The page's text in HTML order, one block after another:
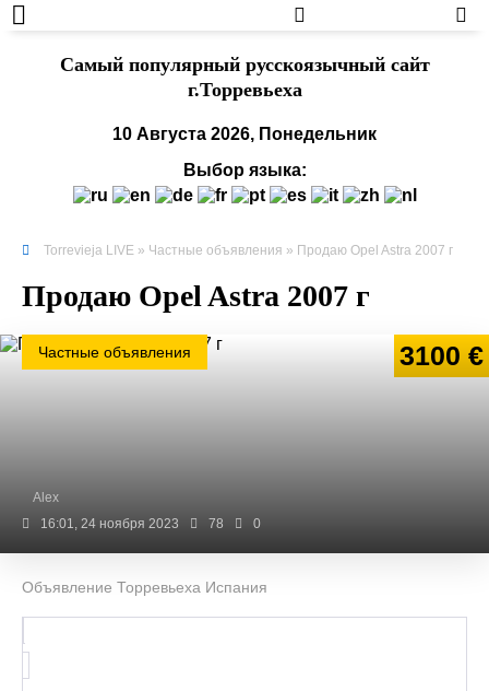
Cамый популярный русскоязычный сайт
г.Торревьеха
10 Августа 2026, Понедельник
Выбор языка:
Torrevieja LIVE » Частные объявления » Продаю Opel Astra 2007 г
Продаю Opel Astra 2007 г
3100 €
Частные объявления
Alex
16:01, 24 ноября 2023
78 0
Объявление Торревьеха Испания